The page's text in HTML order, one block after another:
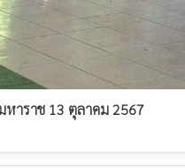
หาราช 13 ตุลาคม 2567